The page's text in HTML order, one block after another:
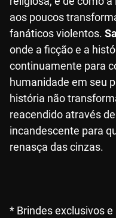
aos poucos
fanáticos violentos.
onde a ficção e a
continuamente para
humanidade em seu
história não
reacendido através
incandescente para
renasça das cinzas.
* Brindes exclusivos